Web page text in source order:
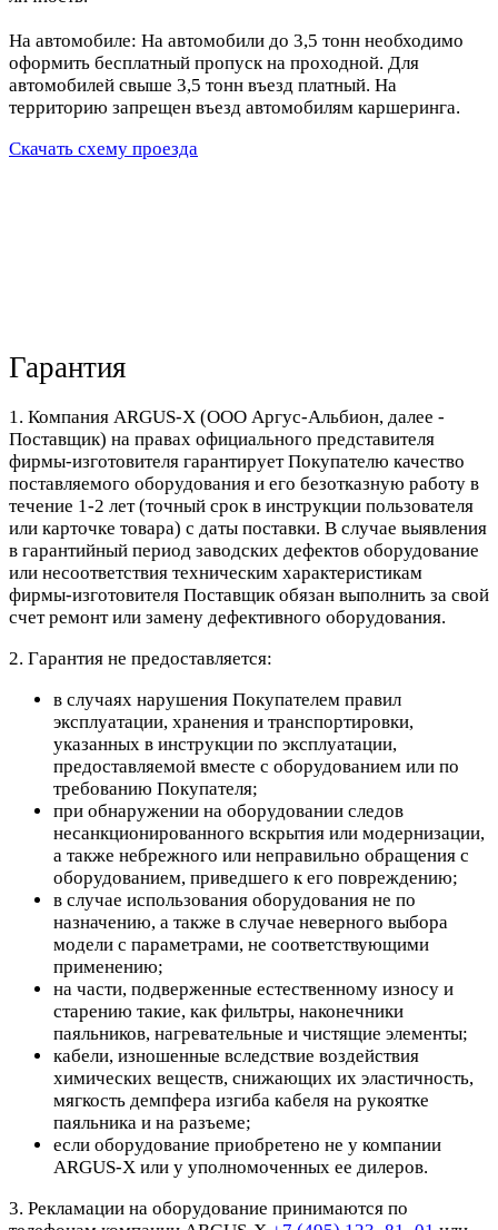
На автомобиле: На автомобили до 3,5 тонн необходимо
оформить бесплатный пропуск на проходной. Для
автомобилей свыше 3,5 тонн въезд платный. На
территорию запрещен въезд автомобилям каршеринга.
Скачать схему проезда
Гарантия
1. Компания ARGUS-X (ООО Аргус-Альбион, далее -
Поставщик) на правах официального представителя
фирмы-изготовителя гарантирует Покупателю качество
поставляемого оборудования и его безотказную работу в
течение 1-2 лет (точный срок в инструкции пользователя
или карточке товара) с даты поставки. В случае выявления
в гарантийный период заводских дефектов оборудование
или несоответствия техническим характеристикам
фирмы-изготовителя Поставщик обязан выполнить за свой
счет ремонт или замену дефективного оборудования.
2. Гарантия не предоставляется:
в случаях нарушения Покупателем правил
эксплуатации, хранения и транспортировки,
указанных в инструкции по эксплуатации,
предоставляемой вместе с оборудованием или по
требованию Покупателя;
при обнаружении на оборудовании следов
несанкционированного вскрытия или модернизации,
а также небрежного или неправильно обращения с
оборудованием, приведшего к его повреждению;
в случае использования оборудования не по
назначению, а также в случае неверного выбора
модели с параметрами, не соответствующими
применению;
на части, подверженные естественному износу и
старению такие, как фильтры, наконечники
паяльников, нагревательные и чистящие элементы;
кабели, изношенные вследствие воздействия
химических веществ, снижающих их эластичность,
мягкость демпфера изгиба кабеля на рукоятке
паяльника и на разъеме;
если оборудование приобретено не у компании
ARGUS-X или у уполномоченных ее дилеров.
3. Рекламации на оборудование принимаются по